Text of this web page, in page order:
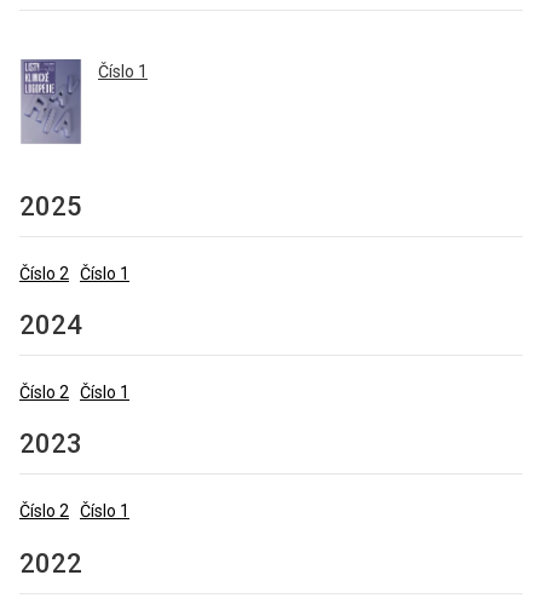
Číslo 1
2025
Číslo 2 Číslo 1
2024
Číslo 2 Číslo 1
2023
Číslo 2 Číslo 1
2022